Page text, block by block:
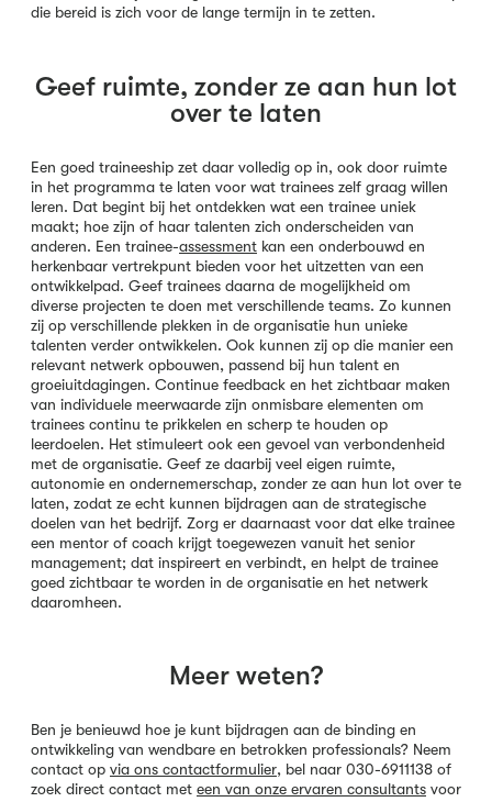
die bereid is zich voor de lange termijn in te zetten.
Geef ruimte, zonder ze aan hun lot
over te laten
Een goed traineeship zet daar volledig op in, ook door ruimte
in het programma te laten voor wat trainees zelf graag willen
leren. Dat begint bij het ontdekken wat een trainee uniek
maakt; hoe zijn of haar talenten zich onderscheiden van
anderen. Een trainee-assessment kan een onderbouwd en
herkenbaar vertrekpunt bieden voor het uitzetten van een
ontwikkelpad. Geef trainees daarna de mogelijkheid om
diverse projecten te doen met verschillende teams. Zo kunnen
zij op verschillende plekken in de organisatie hun unieke
talenten verder ontwikkelen. Ook kunnen zij op die manier een
relevant netwerk opbouwen, passend bij hun talent en
groeiuitdagingen. Continue feedback en het zichtbaar maken
van individuele meerwaarde zijn onmisbare elementen om
trainees continu te prikkelen en scherp te houden op
leerdoelen. Het stimuleert ook een gevoel van verbondenheid
met de organisatie. Geef ze daarbij veel eigen ruimte,
autonomie en ondernemerschap, zonder ze aan hun lot over te
laten, zodat ze echt kunnen bijdragen aan de strategische
doelen van het bedrijf. Zorg er daarnaast voor dat elke trainee
een mentor of coach krijgt toegewezen vanuit het senior
management; dat inspireert en verbindt, en helpt de trainee
goed zichtbaar te worden in de organisatie en het netwerk
daaromheen.
Meer weten?
Ben je benieuwd hoe je kunt bijdragen aan de binding en
ontwikkeling van wendbare en betrokken professionals? Neem
contact op via ons contactformulier, bel naar 030-6911138 of
zoek direct contact met een van onze ervaren consultants voor